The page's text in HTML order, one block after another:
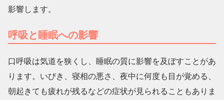
影響します。
呼吸と睡眠への影響
口呼吸は気道を狭くし、睡眠の質に影響を及ぼすことがあ
ります。いびき、寝相の悪さ、夜中に何度も目が覚める、
朝起きても疲れが残るなどの症状が見られることもありま